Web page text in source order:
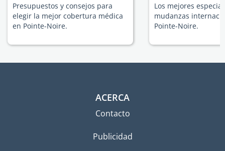
Presupuestos y consejos para
elegir la mejor cobertura médica
en Pointe-Noire.
Los mejores
mudanzas
Pointe-Noire.
ACERCA
Contacto
Publicidad